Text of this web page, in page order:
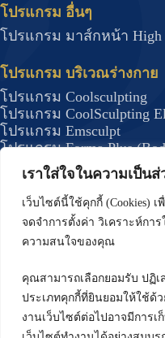
เราใส่ใจในความเป็น
เว็บไซต์นี้ใช้คุกกี้ (Cookies)
จดจำการตั้งค่า วิเคราะห์กา
ความสนใจของคุณ
คุณสามารถเลือกยอมรับ ปฏิเ
ประเภทคุกกี้ที่ยินยอมให้ใช้ด้ว
งานเว็บไซต์ต่อไปอาจมีการเ
โปรแกรม อื่นๆ
โปรแกรม มาส์กหน้า High
โปรแกรม บริเวณร่างกาย
โปรแกรม Coolsculpting
โปรแกรม CoolSculpting
โปรแกรม Emsculpt
โปรแกรม Forma Plus
โปรแกรม JUVELOOK
โปรแกรม DRAKARIAN
โปรแกรม J Plasma กระ
โปรแกรมรักษาสิว
โปรแกรม Deep Scar
โปรแกรม ปลูกผม FUE
โปรแกรมปลูกผมด้วยเทค
Shaven FUE)